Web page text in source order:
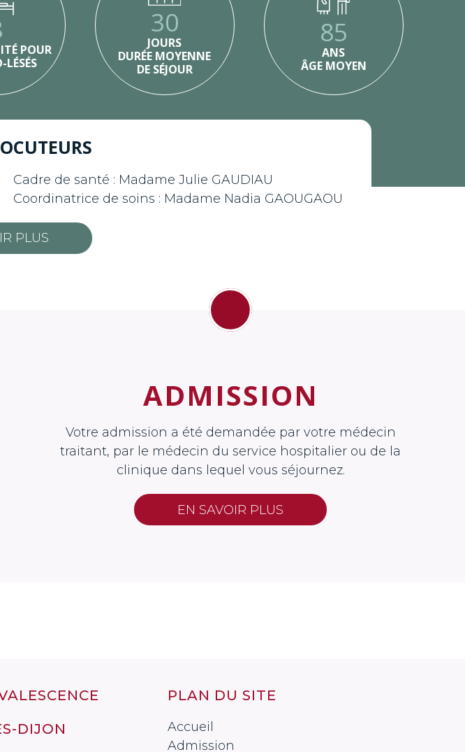
POUR
LÉSÉS
30
JOURS
DURÉE MOYENNE
DE SÉJOUR
85
ANS
ÂGE MOYEN
Cadre de santé : Madame Julie GAUDIAU
Coordinatrice de soins : Madame Nadia GAOUGAOU
PLUS
ADMISSION
Votre admission a été demandée par votre médecin
traitant, par le médecin du service hospitalier ou de la
clinique dans lequel vous séjournez.
EN SAVOIR PLUS
DIJON
PLAN DU SITE
Accueil
Admission